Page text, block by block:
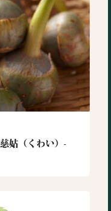
姑（くわい）-